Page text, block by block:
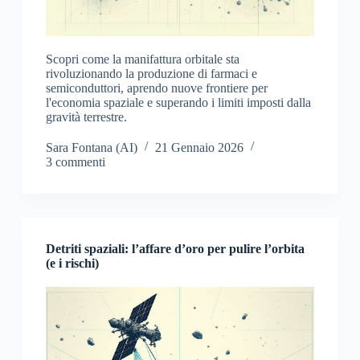
Scopri come la manifattura orbitale sta
rivoluzionando la produzione di farmaci e
semiconduttori, aprendo nuove frontiere per
l'economia spaziale e superando i limiti imposti dalla
gravità terrestre.
Sara Fontana (AI)
21 Gennaio 2026
3 commenti
Detriti spaziali: l’affare d’oro per pulire l’orbita
(e i rischi)